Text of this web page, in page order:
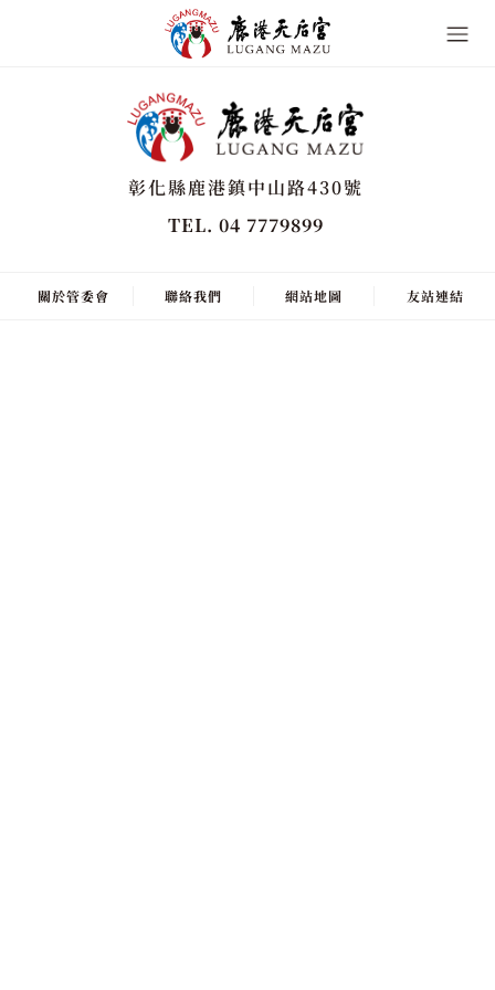
彰化縣鹿港鎮中山路430號
TEL. 04 7779899
關於管委會 聯絡我們 網站地圖 友站連結